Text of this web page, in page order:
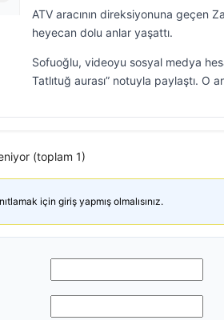
ATV aracının direksiyonuna geçen
heyecan dolu anlar yaşattı.
Sofuoğlu, videoyu sosyal medya
Tatlıtuğ aurası” notuyla paylaştı. O
(toplam 1)
için giriş yapmış olmalısınız.